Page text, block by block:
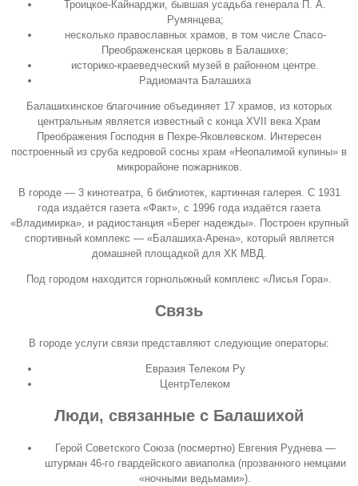
Троицкое-Кайнарджи , бывшая усадьба генерала П. А.
Румянцева;
несколько православных храмов, в том числе Спасо-
Преображенская церковь в Балашихе;
историко-краеведческий музей в районном центре.
Радиомачта Балашиха
Балашихинское благочиние объединяет 17 храмов, из которых
центральным является известный с конца XVII века Храм
Преображения Господня в Пехре-Яковлевском. Интересен
построенный из сруба кедровой сосны храм «Неопалимой купины» в
микрорайоне пожарников.
В городе — 3 кинотеатра, 6 библиотек, картинная галерея. С 1931
года издаётся газета «Факт», с 1996 года издаётся газета
«Владимирка», и радиостанция «Берег надежды». Построен крупный
спортивный комплекс — «Балашиха-Арена», который является
домашней площадкой для ХК МВД.
Под городом находится горнолыжный комплекс «Лисья Гора».
Связь
В городе услуги связи представляют следующие операторы:
Евразия Телеком Ру
ЦентрТелеком
Люди, связанные с Балашихой
Герой Советского Союза (посмертно) Евгения Руднева —
штурман 46-го гвардейского авиаполка (прозванного немцами
«ночными ведьмами»).